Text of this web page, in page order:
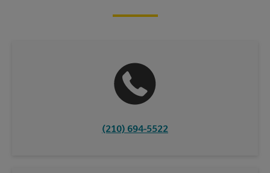
(210) 694-5522